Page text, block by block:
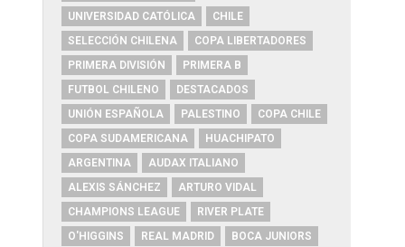
UNIVERSIDAD CATÓLICA
CHILE
SELECCIÓN CHILENA
COPA LIBERTADORES
PRIMERA DIVISIÓN
PRIMERA B
FUTBOL CHILENO
DESTACADOS
UNIÓN ESPAÑOLA
PALESTINO
COPA CHILE
COPA SUDAMERICANA
HUACHIPATO
ARGENTINA
AUDAX ITALIANO
ALEXIS SÁNCHEZ
ARTURO VIDAL
CHAMPIONS LEAGUE
RIVER PLATE
O'HIGGINS
REAL MADRID
BOCA JUNIORS